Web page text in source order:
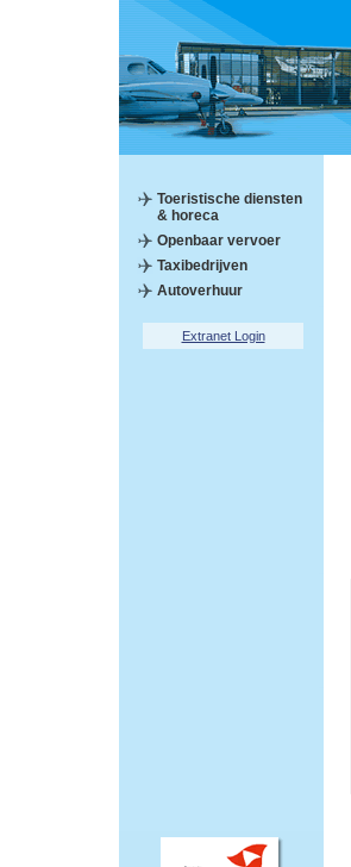
Toeristische diensten
& horeca
Openbaar vervoer
Taxibedrijven
Autoverhuur
Extranet Login